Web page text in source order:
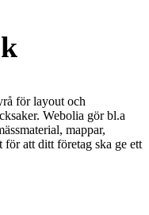
för layout och
Webolia gör bl.a
mappar,
att ditt företag ska ge ett